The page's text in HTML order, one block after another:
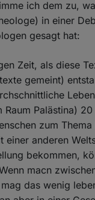
ich dem zu,
in einer
gesagt hat:
Zeit, als diese
gemeint)
Raum Palästina)
zum
einer anderen
bekommen,
macn
das wenig